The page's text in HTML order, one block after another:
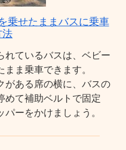
乗せたままバスに乗車
法
れているバスは、ベビー
ま乗車できます。
がある席の横に、バスの
めて補助ベルトで固定
ーをかけましょう。